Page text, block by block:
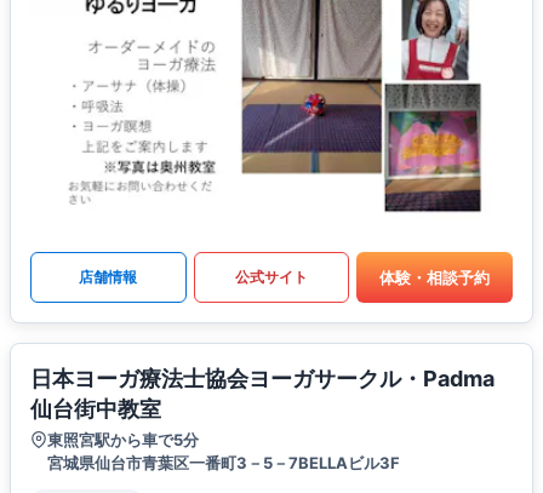
店舗情報 公式サイト 体験・相談予約
日本ヨーガ療法士協会ヨーガサークル・Padma
仙台街中教室
東照宮駅から車で5分
宮城県仙台市青葉区一番町3－5－7BELLAビル3F